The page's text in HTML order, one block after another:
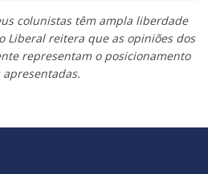
colunistas têm ampla liberdade
Liberal reitera que as opiniões dos
representam o posicionamento